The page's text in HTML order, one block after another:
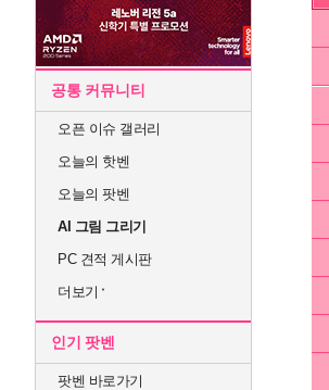
공통 커뮤니티
오픈 이슈 갤러리
오늘의 핫벤
오늘의 팟벤
AI 그림 그리기
PC 견적 게시판
더보기
인기 팟벤
팟벤 바로가기